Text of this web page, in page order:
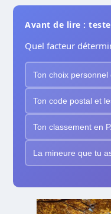
Avant de lire :
Quel facteur
Ton choix personnel
Ton code postal et
Ton classement en
La mineure que tu